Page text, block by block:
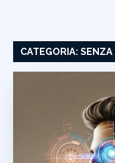
CATEGORIA:SENZA